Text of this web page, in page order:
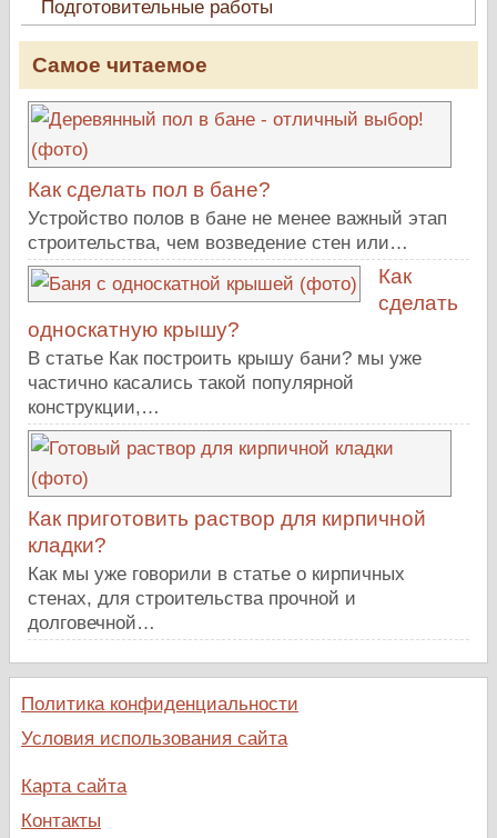
Подготовительные работы
Самое читаемое
Как сделать пол в бане?
Устройство полов в бане не менее важный этап
строительства, чем возведение стен или…
Как
сделать
односкатную крышу?
В статье Как построить крышу бани? мы уже
частично касались такой популярной
конструкции,…
Как приготовить раствор для кирпичной
кладки?
Как мы уже говорили в статье о кирпичных
стенах, для строительства прочной и
долговечной…
Политика конфиденциальности
Условия использования сайта
Карта сайта
Контакты